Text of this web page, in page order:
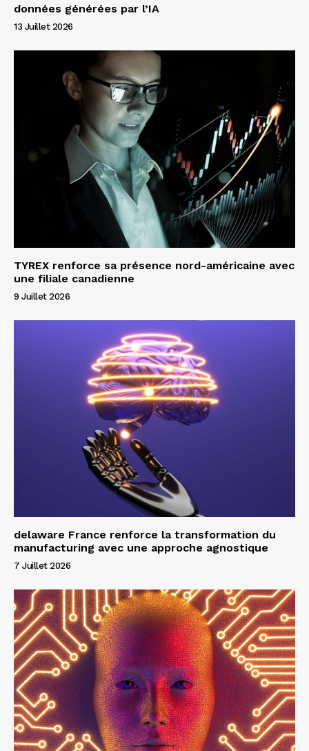
données générées par l’IA
13 Juillet 2026
TYREX renforce sa présence nord-américaine avec
une filiale canadienne
9 Juillet 2026
delaware France renforce la transformation du
manufacturing avec une approche agnostique
7 Juillet 2026